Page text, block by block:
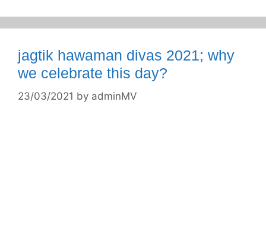
jagtik hawaman divas 2021; why
we celebrate this day?
23/03/2021 by adminMV